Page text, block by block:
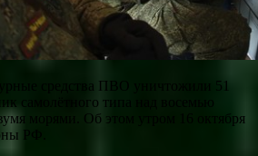
средства ПВО уничтожили 51
самолётного типа над восемью
морями. Об этом утром 16 октября
РФ.